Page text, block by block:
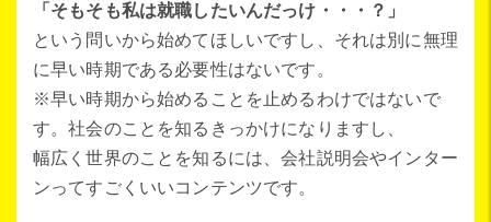
「そもそも私は就職したいんだっけ・・・？」
という問いから始めてほしいですし、それは別に無理
に早い時期である必要性はないです。
※早い時期から始めることを止めるわけではないで
す。社会のことを知るきっかけになりますし、
幅広く世界のことを知るには、会社説明会やインター
ンってすごくいいコンテンツです。